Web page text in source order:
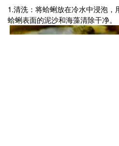
1.清洗：将蛤蜊放在冷水中浸泡，
蛤蜊表面的泥沙和海藻清除干净。